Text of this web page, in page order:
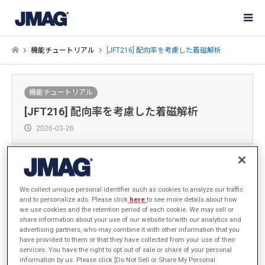
機能チュートリアル [JFT216] 配向率を考慮した着磁解析
機能チュートリアル
[JFT216] 配向率を考慮した着磁解析
2026-03-26
サインイン
手順・サンプルデータ
はじめに
We collect unique personal identifier such as cookies to analyze our traffic
and to personalize ads. Please click hereto see more details about how
we use cookies and the retention period of each cookie. We may sell or
share information about your use of our website to/with our analytics and
advertising partners, who may combine it with other information that you
have provided to them or that they have collected from your use of their
services. You have the right to opt out of sale or share of your personal
information by us. Please click [Do Not Sell or Share My Personal